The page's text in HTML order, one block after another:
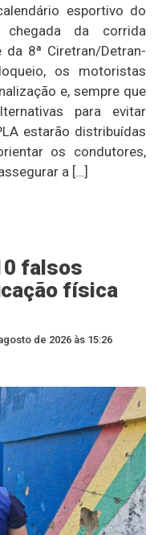
esportivo do
da corrida
8ª Ciretran/Detran-
os motoristas
e, sempre que
para evitar
estarão distribuídas
os condutores,
a […]
falsos
física
de 2026 às 15:26